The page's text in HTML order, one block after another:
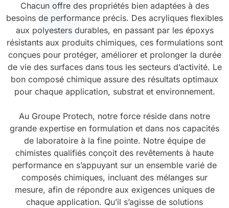
Polyessence
Oxysac
Durcissement UV
Chacun offre des propriétés bien adaptées à des
besoins de performance précis. Des acryliques flexibles
aux polyesters durables, en passant par les époxys
résistants aux produits chimiques, ces formulations sont
conçues pour protéger, améliorer et prolonger la durée
de vie des surfaces dans tous les secteurs d’activité. Le
bon composé chimique assure des résultats optimaux
pour chaque application, substrat et environnement.
Au Groupe Protech, notre force réside dans notre
grande expertise en formulation et dans nos capacités
de laboratoire à la fine pointe. Notre équipe de
chimistes qualifiés conçoit des revêtements à haute
performance en s’appuyant sur un ensemble varié de
composés chimiques, incluant des mélanges sur
mesure, afin de répondre aux exigences uniques de
chaque application. Qu’il s’agisse de solutions